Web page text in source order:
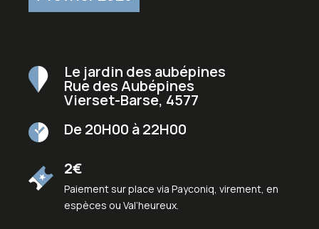
Le jardin des aubépines
Rue des Aubépines
Vierset-Barse, 4577
De 20H00 à 22H00
2€
Paiement sur place via Payconiq, virement, en
espèces ou Val’heureux.